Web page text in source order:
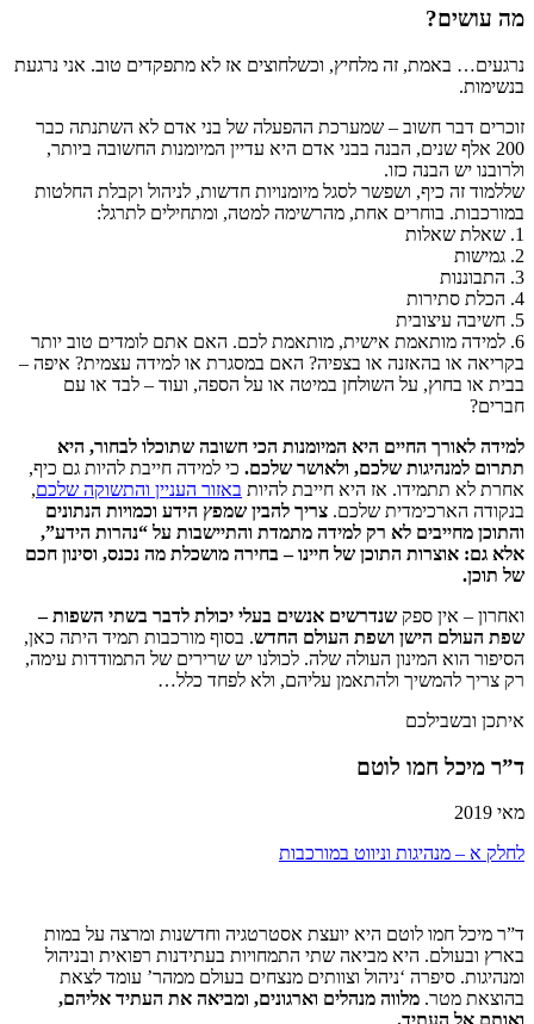
מה עושים?
נרגעים… באמת, זה מלחיץ, וכשלחוצים אז לא מתפקדים טוב. אני נרגעת
בנשימות.
זוכרים דבר חשוב – שמערכת ההפעלה של בני אדם לא השתנתה כבר
200 אלף שנים, הבנה בבני אדם היא עדיין המיומנות החשובה ביותר,
ולרובנו יש הבנה כזו.
שללמוד זה כיף, ושפשר לסגל מיומנויות חדשות, לניהול וקבלת החלטות
במורכבות. בוחרים אחת, מהרשימה למטה, ומתחילים לתרגל:
1. שאלת שאלות
2. גמישות
3. התבוננות
4. הכלת סתירות
5. חשיבה עיצובית
6. למידה מותאמת אישית, מותאמת לכם. האם אתם לומדים טוב יותר
בקריאה או בהאזנה או בצפיה? האם במסגרת או למידה עצמית? איפה –
בבית או בחוץ, על השולחן במיטה או על הספה, ועוד – לבד או עם
חברים?
למידה לאורך החיים היא המיומנות הכי חשובה שתוכלו לבחור, היא
תתרום למנהיגות שלכם, ולאושר שלכם. כי למידה חייבת להיות גם כיף,
אחרת לא תתמידו. אז היא חייבת להיות באזור העניין והתשוקה שלכם,
בנקודה הארכימדית שלכם. צריך להבין שמפץ הידע וכמויות הנתונים
והתוכן מחייבים לא רק למידה מתמדת והתיישבות על “נהרות הידע”,
אלא גם: אוצרות התוכן של חיינו – בחירה מושכלת מה נכנס, וסינון חכם
של תוכן.
ואחרון – אין ספק שנדרשים אנשים בעלי יכולת לדבר בשתי השפות –
שפת העולם הישן ושפת העולם החדש. בסוף מורכבות תמיד היתה כאן,
הסיפור הוא המינון העולה שלה. לכולנו יש שרירים של התמודדות עימה,
רק צריך להמשיך ולהתאמן עליהם, ולא לפחד כלל…
איתכן ובשבילכם
ד”ר מיכל חמו לוטם
מאי 2019
לחלק א – מנהיגות וניווט במורכבות
ד”ר מיכל חמו לוטם היא יועצת אסטרטגיה וחדשנות ומרצה על במות
בארץ ובעולם. היא מביאה שתי התמחויות בעתידנות רפואית ובניהול
ומנהיגות. סיפרה ‘ניהול וצוותים מנצחים בעולם ממהר’ עומד לצאת
בהוצאת מטר. מלווה מנהלים וארגונים, ומביאה את העתיד אליהם,